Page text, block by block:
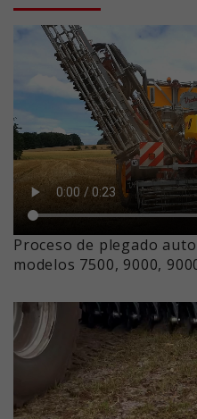
Proceso de plegado
modelos 7500, 9000,